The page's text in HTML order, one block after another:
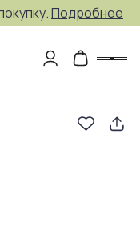
Подробнее